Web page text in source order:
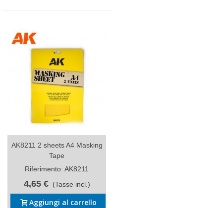
AK8211 2 sheets A4 Masking
Tape
Riferimento: AK8211
4,65 € (Tasse incl.)
Aggiungi al carrello